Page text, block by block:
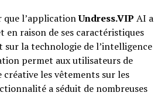
l’applicationUndress.VIP AI a
en raison de ses caractéristiques
sur la technologie de l’intelligence
permet aux utilisateurs de
les vêtements sur les
a séduit de nombreuses